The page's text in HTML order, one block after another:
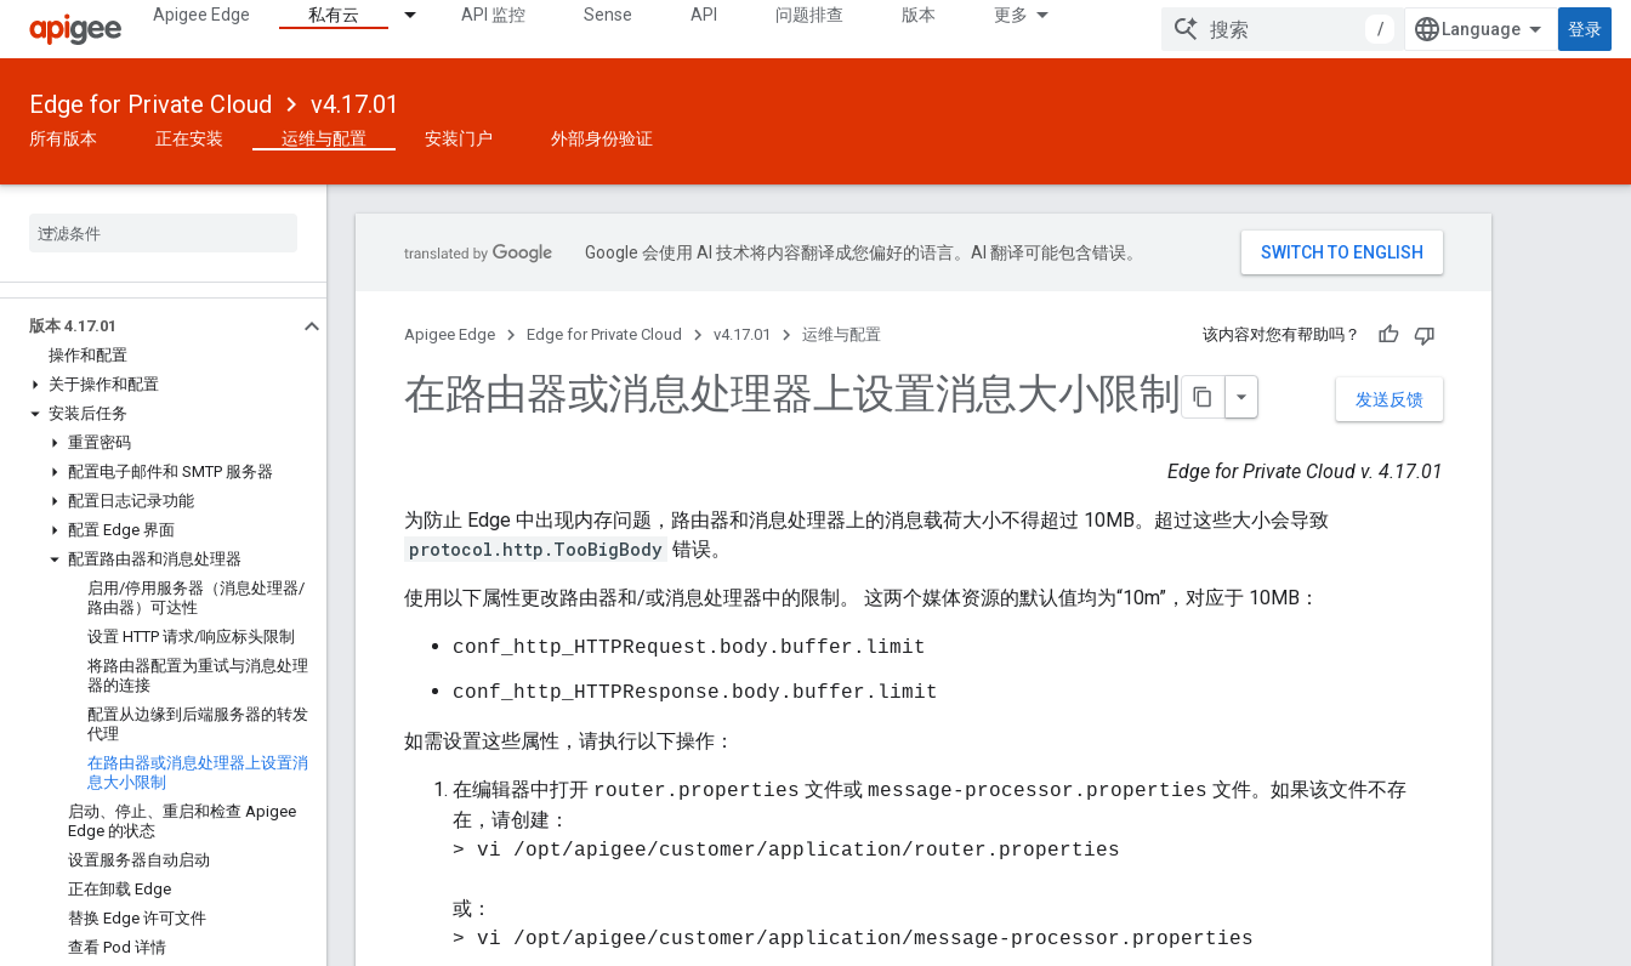
Apigee Edge 私有云 API 监控 Sense API 问题排查 版本 更多
/ 登录
Edge for Private Cloud v4.17.01
所有版本 正在安装 运维与配置 安装门户 外部身份验证
版本 4.17.01
操作和配置
关于操作和配置
安装后任务
重置密码
配置电子邮件和 SMTP 服务器
配置日志记录功能
配置 Edge 界面
配置路由器和消息处理器
启用/停用服务器（消息处理器/
路由器）可达性
设置 HTTP 请求/响应标头限制
将路由器配置为重试与消息处理
器的连接
配置从边缘到后端服务器的转发
代理
在路由器或消息处理器上设置消
息大小限制
启动、停止、重启和检查 Apigee
Edge 的状态
设置服务器自动启动
正在卸载 Edge
替换 Edge 许可文件
查看 Pod 详情
Google 会使用 AI 技术将内容翻译成您偏好的语言。AI 翻译可能包含错误。
Apigee Edge Edge for Private Cloud v4.17.01 运维与配置 该内容对您有帮助吗？
发送反馈
在路由器或消息处理器上设置消息大小限制
Edge for Private Cloud v. 4.17.01
为防止 Edge 中出现内存问题，路由器和消息处理器上的消息载荷大小不得超过 10MB。超过这些大小会导致
protocol.http.TooBigBody 错误。
使用以下属性更改路由器和/或消息处理器中的限制。 这两个媒体资源的默认值均为“10m”，对应于 10MB：
conf_http_HTTPRequest.body.buffer.limit
conf_http_HTTPResponse.body.buffer.limit
如需设置这些属性，请执行以下操作：
在编辑器中打开 router.properties 文件或 message-processor.properties 文件。如果该文件不存
在，请创建：
> vi /opt/apigee/customer/application/router.properties
或：
> vi /opt/apigee/customer/application/message-processor.properties